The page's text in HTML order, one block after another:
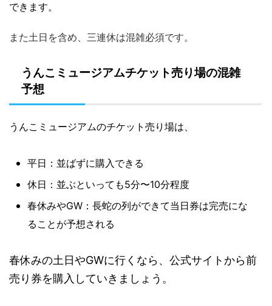
できます。
また土日を含め、三連休は混雑必須です。
うんこミュージアムチケット売り場の混雑
予想
うんこミュージアムのチケット売り場は、
平日：並ばずに購入できる
休日：並ぶといっても5分〜10分程度
春休みやGW：長蛇の列ができて当日券は完売にな
ることが予想される
春休みの土日やGWに行くなら、公式サイトから前
売り券を購入していきましょう。